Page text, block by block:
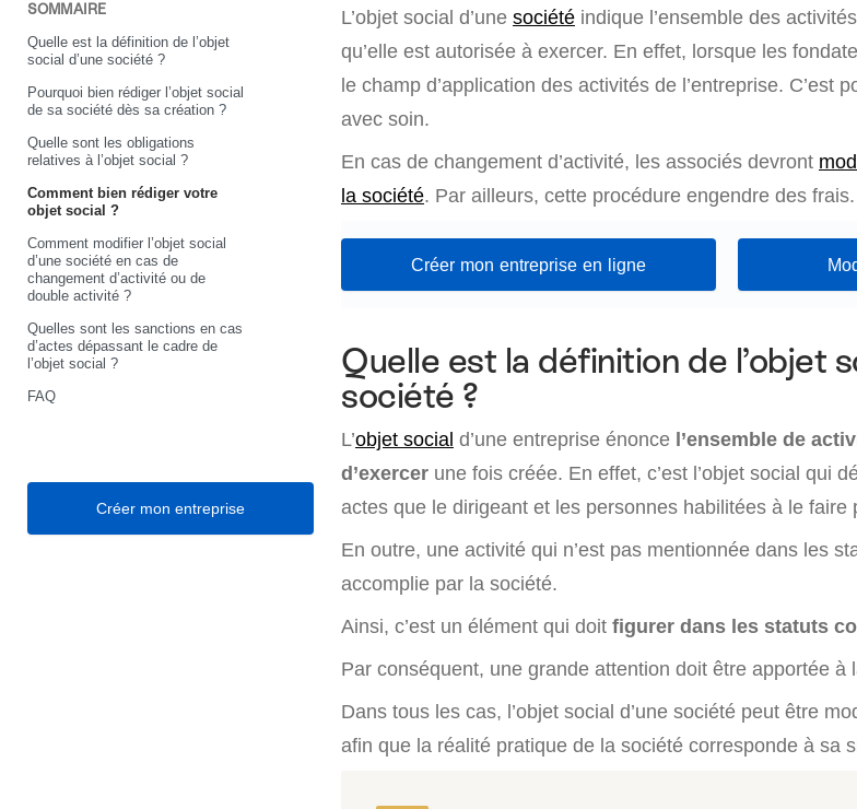
SOMMAIRE
Quelle est la définition de l’objet
social d’une société ?
Pourquoi bien rédiger l’objet social
de sa société dès sa création ?
Quelle sont les obligations
relatives à l’objet social ?
Comment bien rédiger votre
objet social ?
Comment modifier l’objet social
d’une société en cas de
changement d’activité ou de
double activité ?
Quelles sont les sanctions en cas
d’actes dépassant le cadre de
l’objet social ?
FAQ
Créer mon entreprise
L’objet social d’une société indique l’ensemble des
qu’elle est autorisée à exercer. En effet, lorsque les
le champ d’application des activités de l’entreprise. C’est
avec soin.
En cas de changement d’activité, les associés devront
la société. Par ailleurs, cette procédure engendre des frais.
Créer mon entreprise en ligne
Quelle est la définition de l’objet
société ?
L’objet social d’une entreprise énonce l’ensemble de
d’exercer une fois créée. En effet, c’est l’objet social qui
actes que le dirigeant et les personnes habilitées à le faire
En outre, une activité qui n’est pas mentionnée dans les
accomplie par la société.
Ainsi, c’est un élément qui doit figurer dans les statuts
Par conséquent, une grande attention doit être apportée à
Dans tous les cas, l’objet social d’une société peut être
afin que la réalité pratique de la société corresponde à sa